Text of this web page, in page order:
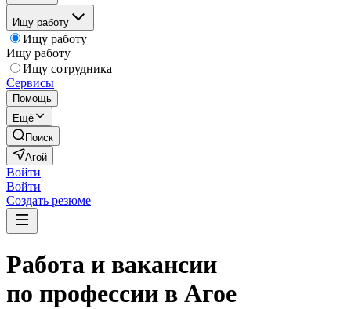
Ищу работу
Ищу работу
Ищу работу
Ищу сотрудника
Сервисы
Помощь
Ещё
Поиск
Агой
Войти
Войти
Создать резюме
Работа и вакансии
по профессии в Агое